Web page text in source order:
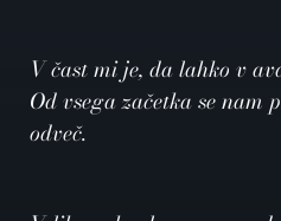
V čast mi je, da lahko v
Od vsega začetka se
odveč.